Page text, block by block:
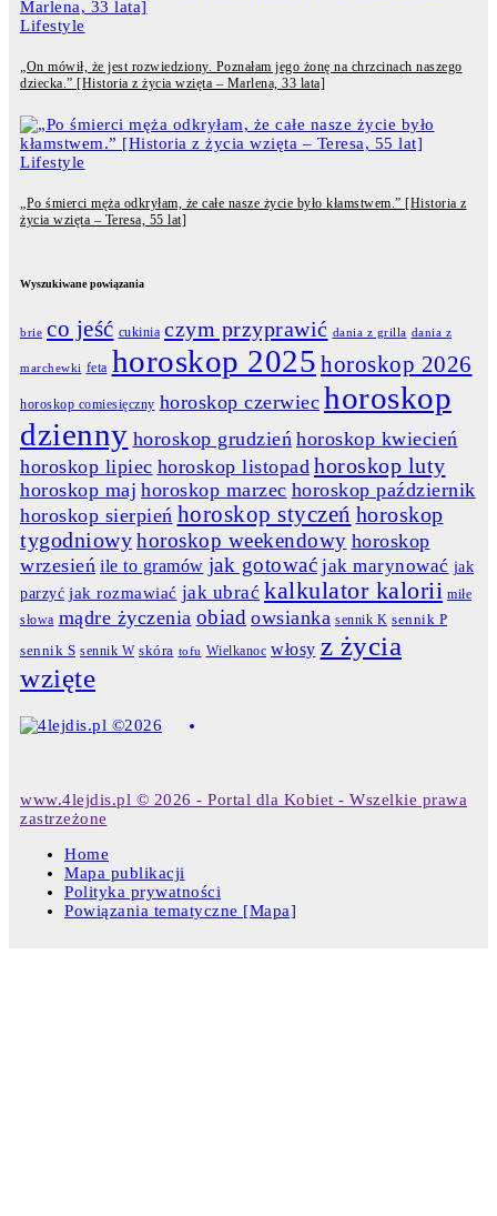
Lifestyle
„On mówił, że jest rozwiedziony. Poznałam jego żonę na chrzcinach naszego
dziecka.” [Historia z życia wzięta – Marlena, 33 lata]
Lifestyle
„Po śmierci męża odkryłam, że całe nasze życie było kłamstwem.” [Historia z
życia wzięta – Teresa, 55 lat]
Wyszukiwane powiązania
brie co jeść cukinia czym przyprawić dania z grilla dania z
marchewki feta horoskop 2025 horoskop 2026
horoskop comiesięczny horoskop czerwiec horoskop
dzienny horoskop grudzień horoskop kwiecień
horoskop lipiec horoskop listopad horoskop luty
horoskop maj horoskop marzec horoskop październik
horoskop sierpień horoskop styczeń horoskop
tygodniowyhoroskop weekendowy horoskop
wrzesień ile to gramów jak gotować jak marynować jak
parzyć jak rozmawiać jak ubrać kalkulator kalorii miłe
słowa mądre życzenia obiad owsianka sennik K sennik P
sennik S sennik W skóra tofu Wielkanoc włosy z życia
wzięte
www.4lejdis.pl © 2026 - Portal dla Kobiet - Wszelkie prawa
zastrzeżone
Home
Mapa publikacji
Polityka prywatności
Powiązania tematyczne [Mapa]